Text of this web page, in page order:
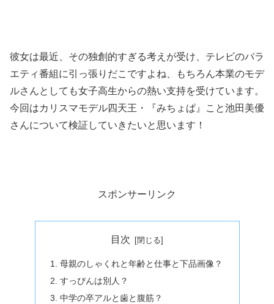
彼女は最近、その独創的すぎる考えが受け、テレビのバラ
エティ番組に引っ張りだこですよね、もちろん本業のモデ
ルさんとしても女子高生からの熱い支持を受けています。
今回はカリスマモデル四天王・『みちょぱ』こと池田美優
さんについて検証していきたいと思います！
スポンサーリンク
目次
母親のしゃくれと年齢と仕事と下品画像？
すっぴんは別人？
中学の卒アルと歯と腹筋？